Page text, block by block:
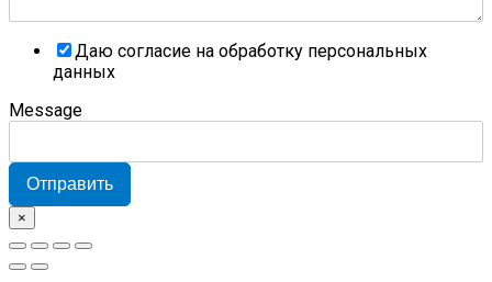
Даю согласие на обработку персональных
данных
Message
Отправить
×